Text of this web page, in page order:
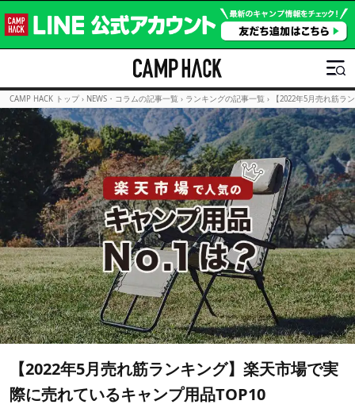
CAMP HACK トップ › NEWS・コラムの記事一覧 › ランキングの記事一覧 › 【2022年5月売れ筋
【2022年5月売れ筋ランキング】楽天市場で実
際に売れているキャンプ用品TOP10